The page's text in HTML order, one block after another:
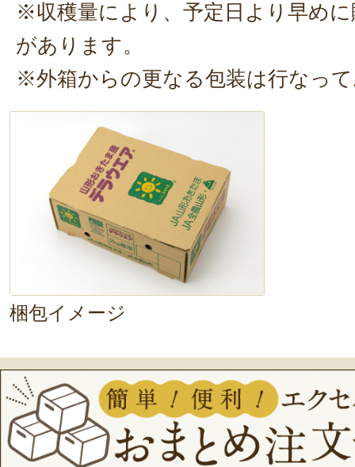
※収穫量により、予定日より早め
があります。
※外箱からの更なる包装は行なっ
梱包イメージ